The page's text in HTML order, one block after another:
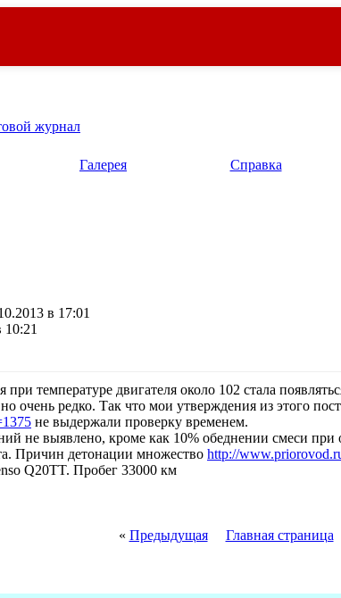
журнал
Галерея Справка
в 17:01
10:21
температуре двигателя около 102 стала
очень редко. Так что мои утверждения из этого
не выдержали проверку временем.
не выявлено, кроме как 10% обеднении смеси
Причин детонации множество http://
Q20TT. Пробег 33000 км
« Предыдущая Главная страница